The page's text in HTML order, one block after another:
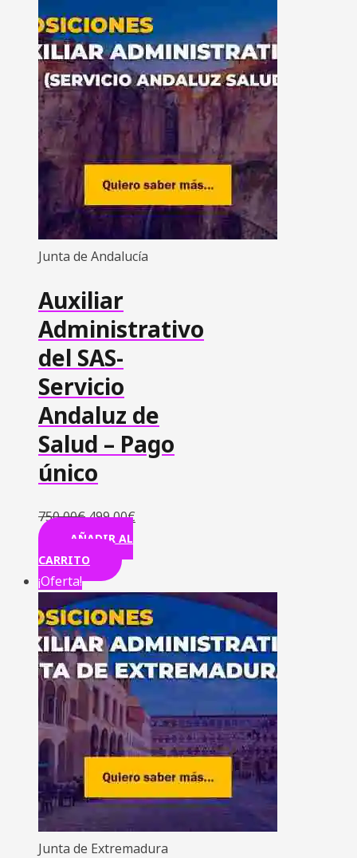
Junta de Andalucía
Auxiliar
Administrativo
del SAS-
Servicio
Andaluz de
Salud – Pago
único
750,00€499,00€
AÑADIR AL
CARRITO
¡Oferta!
Junta de Extremadura